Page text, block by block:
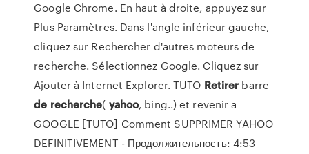
Google Chrome. En haut à droite, appuyez sur
Plus Paramètres. Dans l'angle inférieur gauche,
cliquez sur Rechercher d'autres moteurs de
recherche. Sélectionnez Google. Cliquez sur
Ajouter à Internet Explorer. TUTO Retirer barre
de recherche( yahoo, bing..) et revenir a
GOOGLE [TUTO] Comment SUPPRIMER YAHOO
DEFINITIVEMENT - Продолжительность: 4:53